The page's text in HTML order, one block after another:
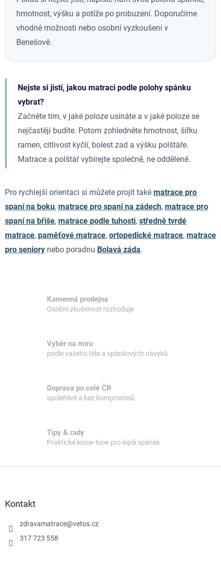
hmotnost, výšku a potíže po probuzení. Doporučíme
vhodné možnosti nebo osobní vyzkoušení v
Benešově.
Nejste si jistí, jakou matraci podle polohy spánku
vybrat?
Začněte tím, v jaké poloze usínáte a v jaké poloze se
nejčastěji budíte. Potom zohledněte hmotnost, šířku
ramen, citlivost kyčlí, bolest zad a výšku polštáře.
Matrace a polštář vybírejte společně, ne odděleně.
Pro rychlejší orientaci si můžete projít také matrace pro
spaní na boku, matrace pro spaní na zádech, matrace pro
spaní na břiše, matrace podle tuhosti, středně tvrdé
matrace, paměťové matrace, ortopedické matrace, matrace
pro seniory nebo poradnu Bolavá záda.
Kamenná prodejna
Osobní zkušenost rozhoduje
Výběr na míru
podle vašeho těla a spánkových návyků
Doprava po celé ČR
spolehlivě a bez kompromisů
Tipy & rady
Praktické know-how pro lepší spánek
pKontakt
zdravamatrace@vetos.cz
317 723 558